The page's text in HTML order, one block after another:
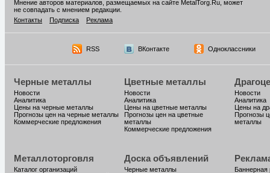
Мнение авторов материалов, размещаемых на сайте MetalTorg.Ru, может
не совпадать с мнением редакции.
Контакты
Подписка Реклама
RSS ВКонтакте Одноклассники
Черные металлы
Новости
Аналитика
Цены на черные металлы
Прогнозы цен на черные металлы
Коммерческие предложения
Цветные металлы
Новости
Аналитика
Цены на цветные металлы
Прогнозы цен на цветные
металлы
Коммерческие предложения
Новости
Аналитика
Цены на
Прогнозы
металлы
Металлоторговля
Каталог организаций
Доска объявлений
Черные металлы
Баннерная